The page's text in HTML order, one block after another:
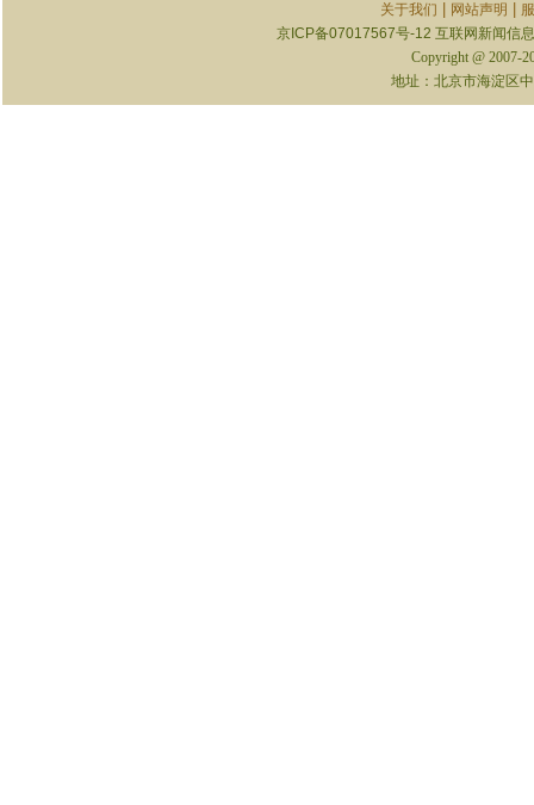
关于我们 网站声明
京ICP备07017567号-12 互联网新闻信
Copyright @ 2007-
地址：北京市海淀区